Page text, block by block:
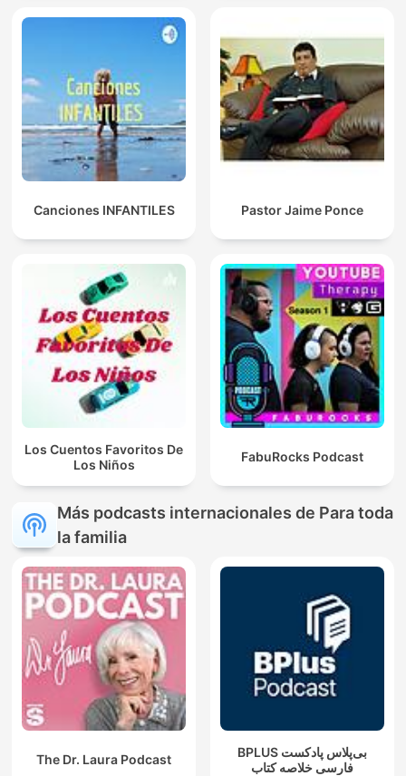
Canciones INFANTILES Pastor Jaime Ponce
Los Cuentos Favoritos De
Los Niños
FabuRocks Podcast
Más podcasts internacionales de Para toda
la familia
The Dr. Laura Podcast
‌BPLUS بی‌پلاس پادکست
فارسی خلاصه کتاب